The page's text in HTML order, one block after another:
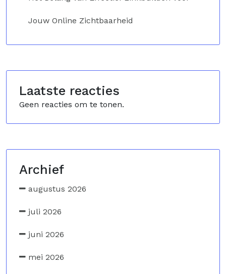
Jouw Online Zichtbaarheid
Laatste reacties
Geen reacties om te tonen.
Archief
augustus 2026
juli 2026
juni 2026
mei 2026